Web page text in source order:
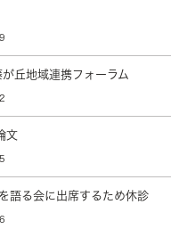
丘地域連携フォーラム
文
語る会に出席するため休診